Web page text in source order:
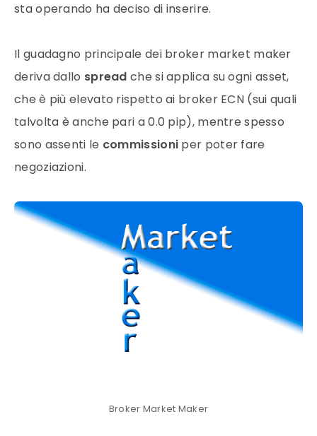
sta operando ha deciso di inserire.
Il guadagno principale dei broker market maker
deriva dallo spread che si applica su ogni asset,
che è più elevato rispetto ai broker ECN (sui quali
talvolta è anche pari a 0.0 pip), mentre spesso
sono assenti le commissioni per poter fare
negoziazioni.
Broker Market Maker